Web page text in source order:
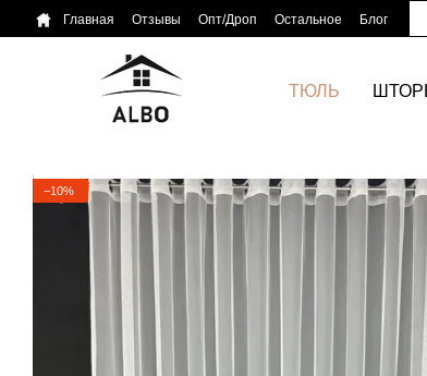
Перейти к основному контенту
Главная Отзывы Опт/Дроп Остальное Блог
ТЮЛЬ
−10%